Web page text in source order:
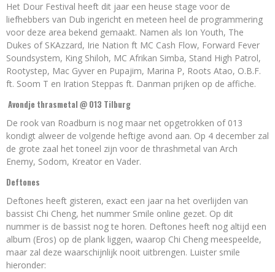
Het Dour Festival heeft dit jaar een heuse stage voor de
liefhebbers van Dub ingericht en meteen heel de programmering
voor deze area bekend gemaakt. Namen als Ion Youth, The
Dukes of SKAzzard, Irie Nation ft MC Cash Flow, Forward Fever
Soundsystem, King Shiloh, MC Afrikan Simba, Stand High Patrol,
Rootystep, Mac Gyver en Pupajim, Marina P, Roots Atao, O.B.F.
ft. Soom T en Iration Steppas ft. Danman prijken op de affiche.
Avondje thrasmetal @ 013 Tilburg
De rook van Roadburn is nog maar net opgetrokken of 013
kondigt alweer de volgende heftige avond aan. Op 4 december zal
de grote zaal het toneel zijn voor de thrashmetal van Arch
Enemy, Sodom, Kreator en Vader.
Deftones
Deftones heeft gisteren, exact een jaar na het overlijden van
bassist Chi Cheng, het nummer Smile online gezet. Op dit
nummer is de bassist nog te horen. Deftones heeft nog altijd een
album (Eros) op de plank liggen, waarop Chi Cheng meespeelde,
maar zal deze waarschijnlijk nooit uitbrengen. Luister smile
hieronder: